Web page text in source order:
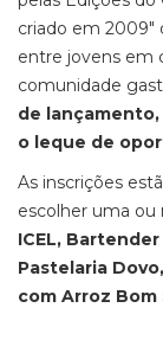
criado em
entre jovens em
comunidade
de
o leque de
As inscrições
escolher uma ou
ICEL,
Pastelaria
com Arroz Bom